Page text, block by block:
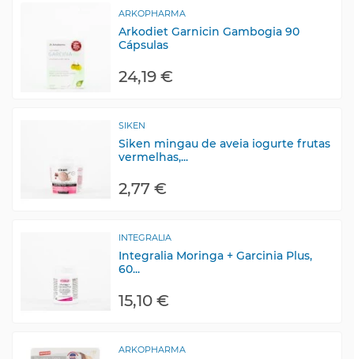
ARKOPHARMA
Arkodiet Garnicin Gambogia 90
Cápsulas
24,19 €
SIKEN
Siken mingau de aveia iogurte frutas
vermelhas,...
2,77 €
INTEGRALIA
Integralia Moringa + Garcinia Plus,
60...
15,10 €
ARKOPHARMA